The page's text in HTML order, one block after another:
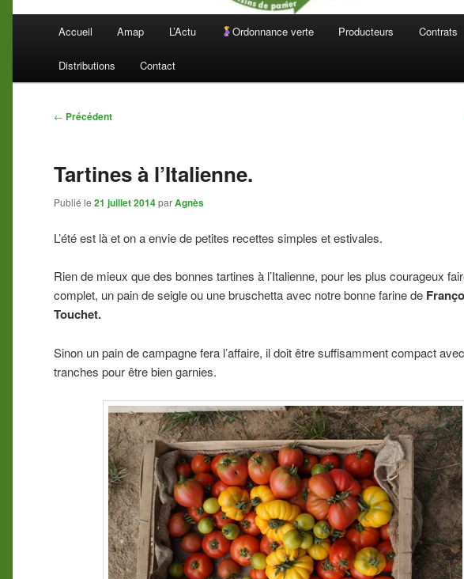
Accueil Amap L’Actu Ordonnance verte Producteurs Contrats
Distributions Contact
Navigation
← Précédent
Tartines à l’Italienne.
Publié le21 juillet 2014 parAgnès
L’été est là et on a envie de petites recettes simples et estivales.
Rien de mieux que des bonnes tartines à l’Italienne, pour les plus courageux
complet, un pain de seigle ou une bruschetta avec notre bonne farine de
Touchet.
Sinon un pain de campagne fera l’affaire, il doit être suffisamment compact
tranches pour être bien garnies.